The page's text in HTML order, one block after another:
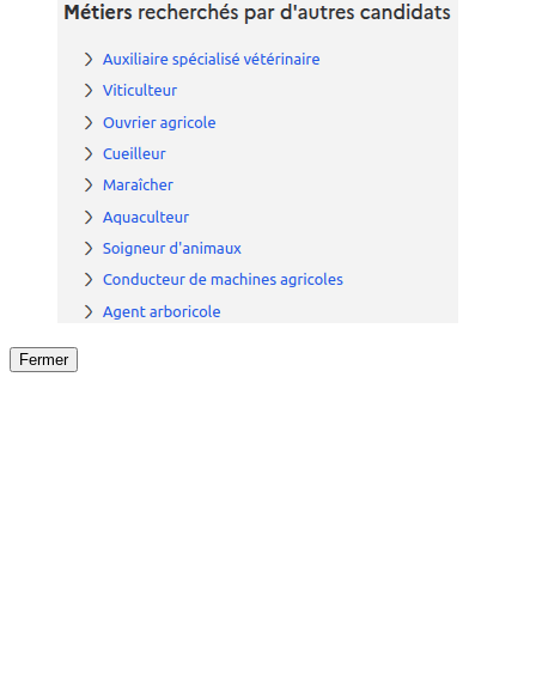
Fermer